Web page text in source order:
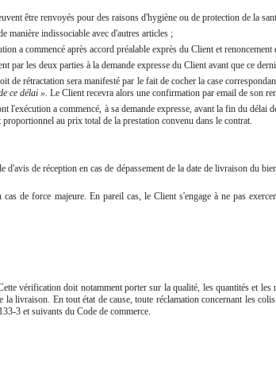
être renvoyés pour des raisons d'hygiène ou de protection de la
manière indissociable avec d'autres articles ;
a commencé après accord préalable exprès du Client et renoncement
par les deux parties à la demande expresse du Client avant que ce
rétractation sera manifesté par le fait de cocher la case
ce délai ».Le Client recevra alors une confirmation par email de son
a commencé, à sa demande expresse, avant la fin du délai
au prix total de la prestation convenu dans le contrat.
de réception en cas de dépassement de la date de livraison du
de force majeure. En pareil cas, le Client s'engage à ne pas
vérification doit notamment porter sur la qualité, les quantités et les
livraison. En tout état de cause, toute réclamation concernant les
3 et suivants du Code de commerce.